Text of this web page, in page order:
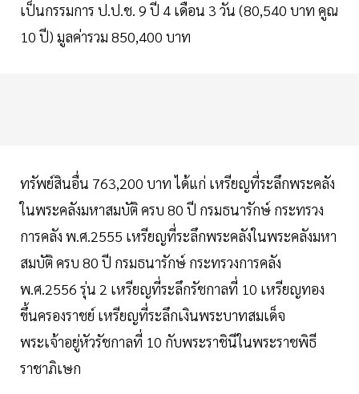
เป็นกรรมการ ป.ป.ช. 9 ปี 4 เดือน 3 วัน (80,540 บาท คูณ
10 ปี) มูลค่ารวม 850,400 บาท
ทรัพย์สินอื่น 763,200 บาท ได้แก่ เหรียญที่ระลึกพระคลัง
ในพระคลังมหาสมบัติ ครบ 80 ปี กรมธนารักษ์ กระทรวง
การคลัง พ.ศ.2555 เหรียญที่ระลึกพระคลังในพระคลังมหา
สมบัติ ครบ 80 ปี กรมธนารักษ์ กระทรวงการคลัง
พ.ศ.2556 รุ่น 2 เหรียญที่ระลึกรัชกาลที่ 10 เหรียญทอง
ขึ้นครองราชย์ เหรียญที่ระลึกเงินพระบาทสมเด็จ
พระเจ้าอยู่หัวรัชกาลที่ 10 กับพระราชินีในพระราชพิธี
ราชาภิเษก